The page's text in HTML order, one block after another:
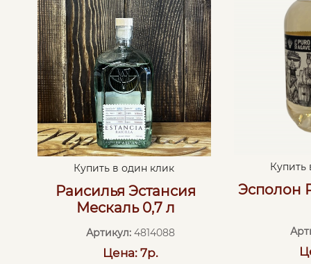
Купить в один клик
Раисилья Эстансия
Мескаль 0,7 л
Артикул: 4814088
Цена: 7р.
Купить
Эсполон